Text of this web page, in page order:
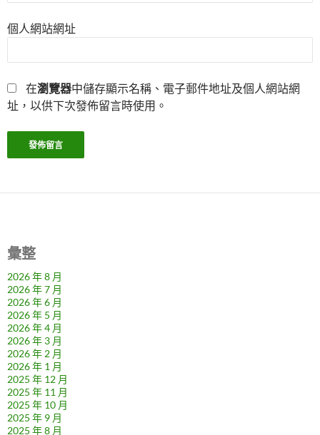
個人網站網址
在瀏覽器中儲存顯示名稱、電子郵件地址及個人網站網
址，以供下次發佈留言時使用。
彙整
2026 年 8 月
2026 年 7 月
2026 年 6 月
2026 年 5 月
2026 年 4 月
2026 年 3 月
2026 年 2 月
2026 年 1 月
2025 年 12 月
2025 年 11 月
2025 年 10 月
2025 年 9 月
2025 年 8 月